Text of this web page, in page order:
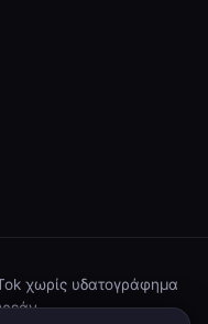
χωρίς υδατογράφημα